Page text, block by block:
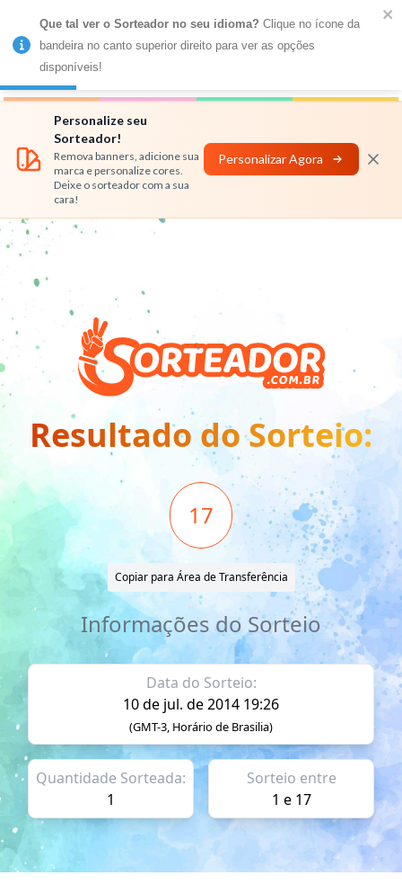
MENU
Números
Personalize seu
Sorteador!
Remova banners, adicione sua
marca e personalize cores.
Deixe o sorteador com a sua
cara!
Personalizar Agora
Resultado do Sorteio:
17
Copiar para Área de Transferência
Informações do Sorteio
Data do Sorteio:
10 de jul. de 2014 19:26
(GMT-3, Horário de Brasilia)
Quantidade Sorteada:
1
Sorteio entre
1 e 17
Que tal ver o Sorteador no seu idioma? Clique no ícone da
bandeira no canto superior direito para ver as opções
disponíveis!